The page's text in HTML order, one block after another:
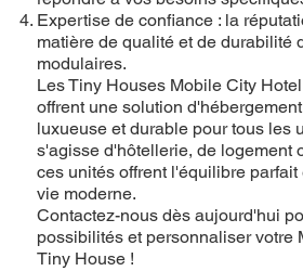
Expertise de confiance : la
matière de qualité et de durabilité
modulaires.
Les Tiny Houses Mobile City
offrent une solution
luxueuse et durable pour tous les
s'agisse d'hôtellerie, de logement
ces unités offrent l'équilibre
vie moderne.
Contactez-nous dès aujourd'hui
possibilités et personnaliser votre
Tiny House !